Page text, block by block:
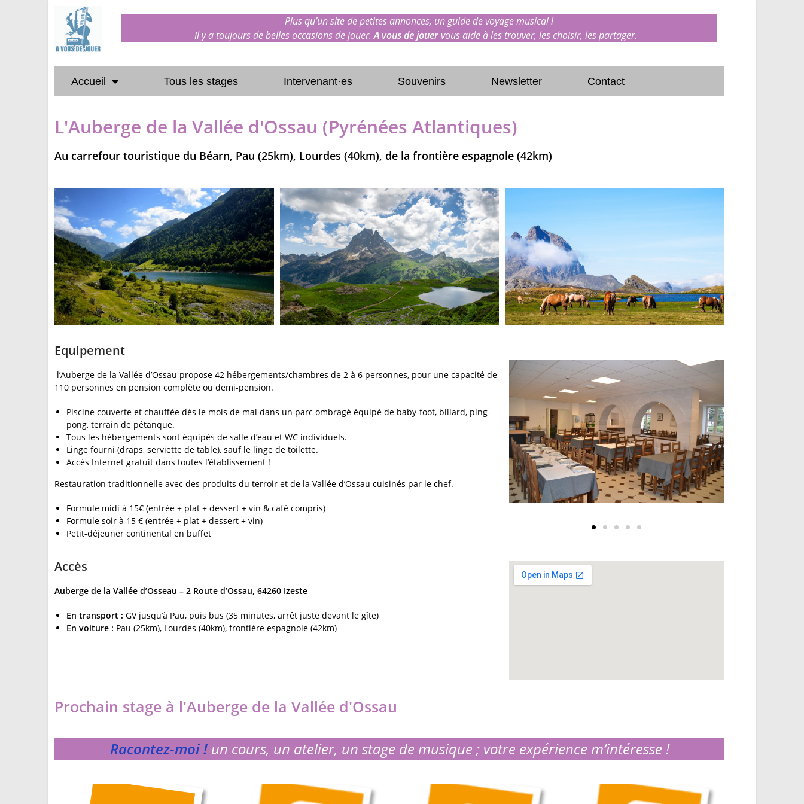
Plus qu’un site de petites annonces, un guide de voyage musical !
Il y a toujours de belles occasions de jouer.A vous de jouervous aide à les trouver, les choisir, les partager.
Accueil Tous les stages Intervenant·es Souvenirs Newsletter Contact
L'Auberge de la Vallée d'Ossau (Pyrénées Atlantiques)
Au carrefour touristique du Béarn, Pau (25km), Lourdes (40km), de la frontière espagnole (42km)
Equipement
l’Auberge de la Vallée d’Ossau propose 42 hébergements/chambres de 2 à 6 personnes, pour une capacité de
110 personnes en pension complète ou demi-pension.
Piscine couverte et chauffée dès le mois de mai dans un parc ombragé équipé de baby-foot, billard, ping-
pong, terrain de pétanque.
Tous les hébergements sont équipés de salle d’eau et WC individuels.
Linge fourni (draps, serviette de table), sauf le linge de toilette.
Accès Internet gratuit dans toutes l’établissement !
Restauration traditionnelle avec des produits du terroir et de la Vallée d’Ossau cuisinés par le chef.
Formule midi à 15€ (entrée + plat + dessert + vin & café compris)
Formule soir à 15 € (entrée + plat + dessert + vin)
Petit-déjeuner continental en buffet
Accès
Auberge de la Vallée d’Osseau – 2 Route d’Ossau, 64260 Izeste
En transport : GV jusqu’à Pau, puis bus (35 minutes, arrêt juste devant le gîte)
En voiture : Pau (25km), Lourdes (40km), frontière espagnole (42km)
Prochain stage à l'Auberge de la Vallée d'Ossau
Racontez-moi ! un cours, un atelier, un stage de musique ; votre expérience m’intéresse !